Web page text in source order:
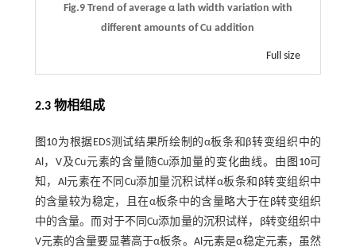
Fig.9 Trend of average α lath width variation with
different amounts of Cu addition
Full size
2.3 物相组成
图10为根据EDS测试结果所绘制的α板条和β转变组织中的
Al，V及Cu元素的含量随Cu添加量的变化曲线。由 图10可
知，Al元素在不同Cu添加量沉积试样α板条和β转变组织中
的含量较为稳定，且在α板条中的含量略大于在β转变组织
中的含量。而对于不同Cu添加量的沉积试样，β转变组织中
V元素的含量要显著高于α板条。Al元素是α稳定元素，虽然